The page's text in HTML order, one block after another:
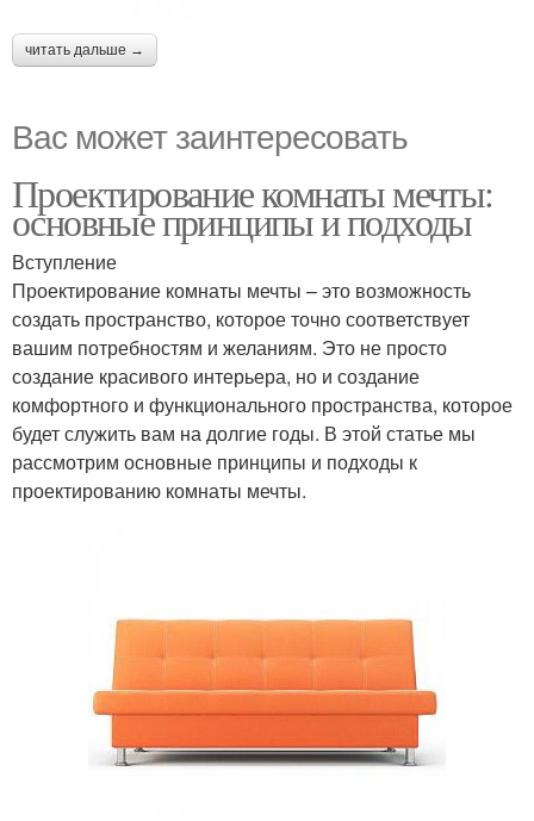
читать дальше →
Вас может заинтересовать
Проектирование комнаты мечты:
основные принципы и подходы
Вступление
Проектирование комнаты мечты – это возможность
создать пространство, которое точно соответствует
вашим потребностям и желаниям. Это не просто
создание красивого интерьера, но и создание
комфортного и функционального пространства, которое
будет служить вам на долгие годы. В этой статье мы
рассмотрим основные принципы и подходы к
проектированию комнаты мечты.